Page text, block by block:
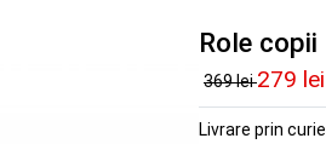
Role
369 lei279 lei
Livrare prin